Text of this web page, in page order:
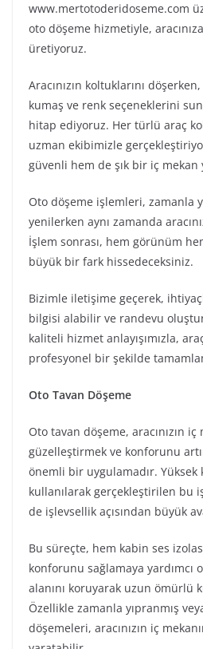
www.mertotoderidoseme.com
oto döşeme hizmetiyle,
üretiyoruz.
Aracınızın koltuklarını
kumaş ve renk seçeneklerini
hitap ediyoruz. Her türlü araç
uzman ekibimizle
güvenli hem de şık bir iç mekan
Oto döşeme işlemleri, zamanla
yenilerken aynı zamanda
İşlem sonrası, hem görünüm
büyük bir fark hissedeceksiniz.
Bizimle iletişime geçerek,
bilgisi alabilir ve randevu
kaliteli hizmet anlayışımızla,
profesyonel bir şekilde
Oto Tavan Döşeme
Oto tavan döşeme, aracınızın iç
güzelleştirmek ve konforunu
önemli bir uygulamadır.
kullanılarak gerçekleştirilen bu
de işlevsellik açısından büyük
Bu süreçte, hem kabin ses
konforunu sağlamaya yardımcı
alanını koruyarak uzun ömürlü
Özellikle zamanla yıpranmış
döşemeleri, aracınızın iç